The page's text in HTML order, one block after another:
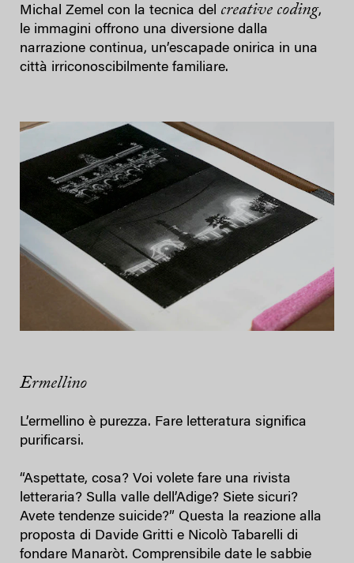
Michal Zemel con la tecnica del creative coding,
le immagini offrono una diversione dalla
narrazione continua, un’escapade onirica in una
città irriconoscibilmente familiare.
Ermellino
L’ermellino è purezza. Fare letteratura significa
purificarsi.
“Aspettate, cosa? Voi volete fare una rivista
letteraria? Sulla valle dell’Adige? Siete sicuri?
Avete tendenze suicide?” Questa la reazione alla
proposta di Davide Gritti e Nicolò Tabarelli di
fondare Manaròt. Comprensibile date le sabbie